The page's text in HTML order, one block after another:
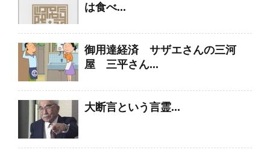
は食べ...
御用達経済 サザエさんの三河
屋 三平さん...
大断言という言霊...